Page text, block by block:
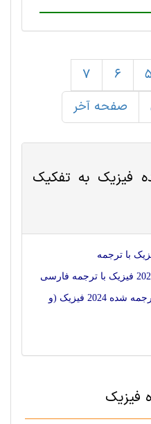
5
6
7
صفحه آخر
فیزیک به تفکیک
دانلود جدیدترین مقالات ترجمه شده 2024 فیزیک (و
فیزیک